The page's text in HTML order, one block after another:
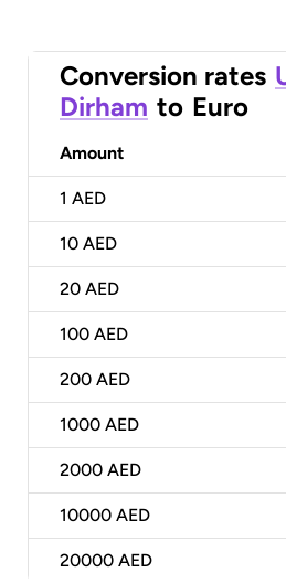
Conversion rates
Dirham to Euro
Amount
1 AED
10 AED
20 AED
100 AED
200 AED
1000 AED
2000 AED
10000 AED
20000 AED